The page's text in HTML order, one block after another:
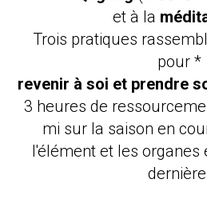
et à la
Trois pratiques
pour *
revenir à soi et prendre
3 heures de
mi sur la saison en
l'élément et les organes